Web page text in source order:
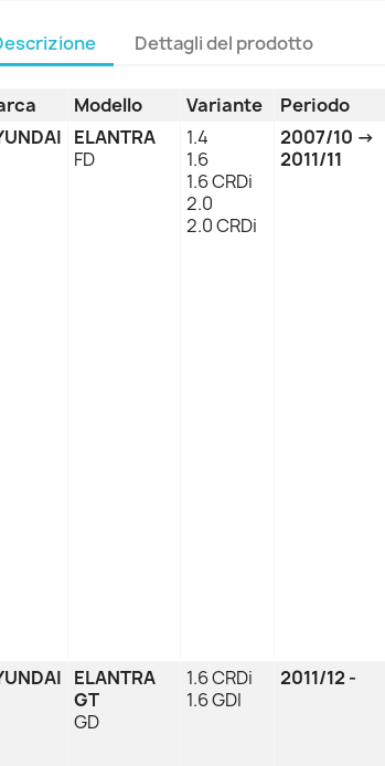
Dettagli del prodotto
Modello Variante Periodo
ELANTRA
FD
1.4
1.6
1.6 CRDi
2.0
2.0 CRDi
2007/10 →
2011/11
ELANTRA
GT
GD
1.6 CRDi
1.6 GDI
2011/12 -